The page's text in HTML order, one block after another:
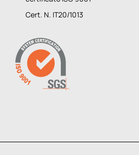
certificato ISO 9001
Cert. N. IT20/1013